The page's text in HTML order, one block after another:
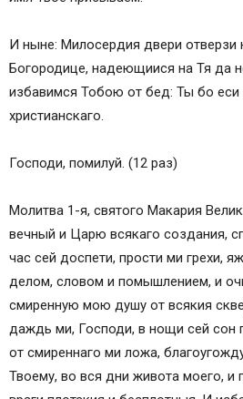
И ныне: Милосердия двери отверзи
Богородице, надеющиися на Тя да
избавимся Тобою от бед: Ты бо еси
христианскаго.
Господи, помилуй. (12 раз)
Молитва 1-я, святого Макария
вечный и Царю всякаго создания,
час сей доспети, прости ми грехи,
делом, словом и помышлением, и
смиренную мою душу от всякия
даждь ми, Господи, в нощи сей сон
от смиреннаго ми ложа,
Твоему, во вся дни живота моего,